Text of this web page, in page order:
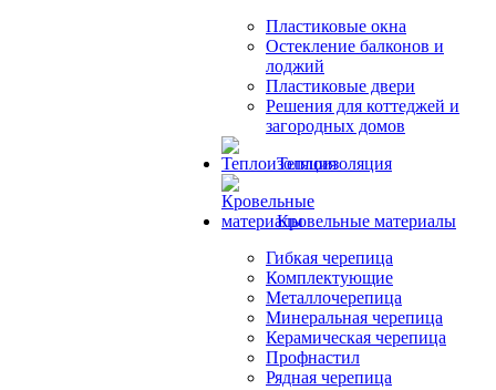
Пластиковые окна
Остекление балконов и
лоджий
Пластиковые двери
Решения для коттеджей и
загородных домов
Теплоизоляция
Кровельные материалы
Гибкая черепица
Комплектующие
Металлочерепица
Минеральная черепица
Керамическая черепица
Профнастил
Рядная черепица